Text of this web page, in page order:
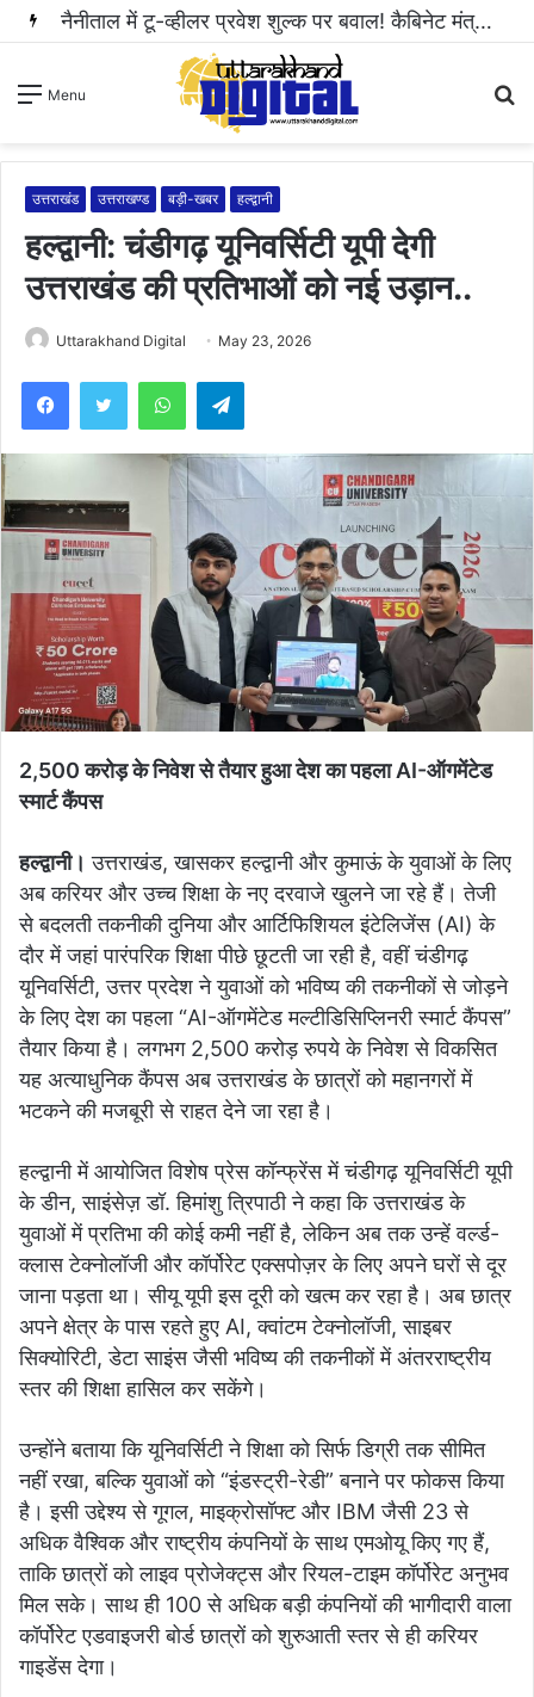
हल्द्वानी: महिला से अभद्रता करने और सोशल मीडिया पर धमकी भरा वीडियो वायरल करने वाला आरोपी गिरफ्तार..
Menu
उत्तराखंड उत्तराखण्ड बड़ी-खबर हल्द्वानी
हल्द्वानी: चंडीगढ़ यूनिवर्सिटी यूपी देगी
उत्तराखंड की प्रतिभाओं को नई उड़ान..
Uttarakhand Digital May 23, 2026
WhatsAppTelegram
2,500 करोड़ के निवेश से तैयार हुआ देश का पहला AI-ऑगमेंटेड
स्मार्ट कैंपस
हल्द्वानी। उत्तराखंड, खासकर हल्द्वानी और कुमाऊं के युवाओं के लिए
अब करियर और उच्च शिक्षा के नए दरवाजे खुलने जा रहे हैं। तेजी
से बदलती तकनीकी दुनिया और आर्टिफिशियल इंटेलिजेंस (AI) के
दौर में जहां पारंपरिक शिक्षा पीछे छूटती जा रही है, वहीं चंडीगढ़
यूनिवर्सिटी, उत्तर प्रदेश ने युवाओं को भविष्य की तकनीकों से जोड़ने
के लिए देश का पहला “AI-ऑगमेंटेड मल्टीडिसिप्लिनरी स्मार्ट कैंपस”
तैयार किया है। लगभग 2,500 करोड़ रुपये के निवेश से विकसित
यह अत्याधुनिक कैंपस अब उत्तराखंड के छात्रों को महानगरों में
भटकने की मजबूरी से राहत देने जा रहा है।
हल्द्वानी में आयोजित विशेष प्रेस कॉन्फ्रेंस में चंडीगढ़ यूनिवर्सिटी यूपी
के डीन, साइंसेज़ डॉ. हिमांशु त्रिपाठी ने कहा कि उत्तराखंड के
युवाओं में प्रतिभा की कोई कमी नहीं है, लेकिन अब तक उन्हें वर्ल्ड-
क्लास टेक्नोलॉजी और कॉर्पोरेट एक्सपोज़र के लिए अपने घरों से दूर
जाना पड़ता था। सीयू यूपी इस दूरी को खत्म कर रहा है। अब छात्र
अपने क्षेत्र के पास रहते हुए AI, क्वांटम टेक्नोलॉजी, साइबर
सिक्योरिटी, डेटा साइंस जैसी भविष्य की तकनीकों में अंतरराष्ट्रीय
स्तर की शिक्षा हासिल कर सकेंगे।
उन्होंने बताया कि यूनिवर्सिटी ने शिक्षा को सिर्फ डिग्री तक सीमित
नहीं रखा, बल्कि युवाओं को “इंडस्ट्री-रेडी” बनाने पर फोकस किया
है। इसी उद्देश्य से गूगल, माइक्रोसॉफ्ट और IBM जैसी 23 से
अधिक वैश्विक और राष्ट्रीय कंपनियों के साथ एमओयू किए गए हैं,
ताकि छात्रों को लाइव प्रोजेक्ट्स और रियल-टाइम कॉर्पोरेट अनुभव
मिल सके। साथ ही 100 से अधिक बड़ी कंपनियों की भागीदारी वाला
कॉर्पोरेट एडवाइजरी बोर्ड छात्रों को शुरुआती स्तर से ही करियर
गाइडेंस देगा।